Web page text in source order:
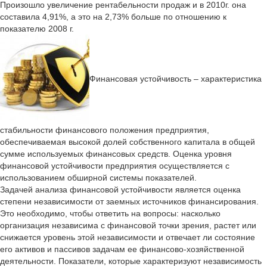
Произошло увеличение рентабельности продаж и в 2010г. она
составила 4,91%, а это на 2,73% больше по отношению к
показателю 2008 г.
Финансовая устойчивость – характеристика
стабильности финансового положения предприятия,
обеспечиваемая высокой долей собственного капитала в общей
сумме используемых финансовых средств. Оценка уровня
финансовой устойчивости предприятия осуществляется с
использованием обширной системы показателей.
Задачей анализа финансовой устойчивости является оценка
степени независимости от заемных источников финансирования.
Это необходимо, чтобы ответить на вопросы: насколько
организация независима с финансовой точки зрения, растет или
снижается уровень этой независимости и отвечает ли состояние
его активов и пассивов задачам ее финансово-хозяйственной
деятельности. Показатели, которые характеризуют независимость